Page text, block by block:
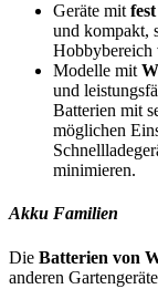
Geräte mit
und kompakt,
Hobbybereich
Modelle mit
und
Batterien mit
möglichen
minimieren.
Akku Familien
Die Batterien von
anderen